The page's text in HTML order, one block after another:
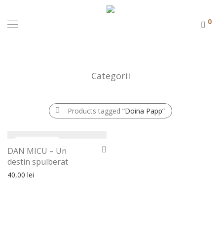
0
Categorii
Products tagged “Doina Papp”
DAN MICU – Un
destin spulberat
40,00 lei